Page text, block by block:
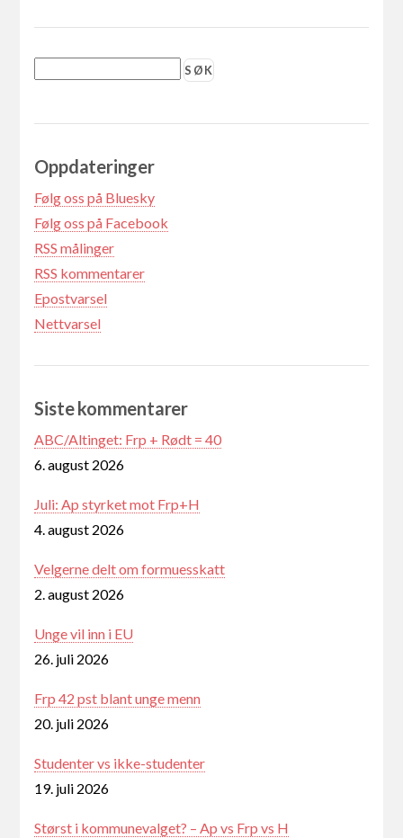
Oppdateringer
Følg oss på Bluesky
Følg oss på Facebook
RSS målinger
RSS kommentarer
Epostvarsel
Nettvarsel
Siste kommentarer
ABC/Altinget: Frp + Rødt = 40
6. august 2026
Juli: Ap styrket mot Frp+H
4. august 2026
Velgerne delt om formuesskatt
2. august 2026
Unge vil inn i EU
26. juli 2026
Frp 42 pst blant unge menn
20. juli 2026
Studenter vs ikke-studenter
19. juli 2026
Størst i kommunevalget? – Ap vs Frp vs H